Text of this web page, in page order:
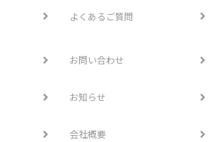
よくあるご質問
お問い合わせ
お知らせ
会社概要